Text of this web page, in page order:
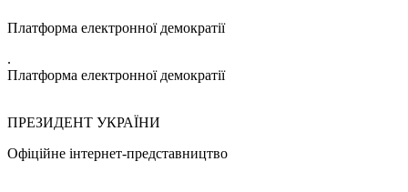
Платформа електронної демократії
.
Платформа електронної демократії
ПРЕЗИДЕНТ УКРАЇНИ
Офіційне інтернет-представництво